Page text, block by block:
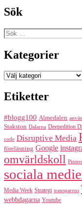
Sök
Sök
efter:
Kategorier
Kategorier
Etiketter
#blogg100 Almedalen
Stakston Dalarna Deepedition
code Disruptive Media
föreläsning Google
omvärldskoll
sociala
Media Week Strategi transparens
webbdagarna Youtube